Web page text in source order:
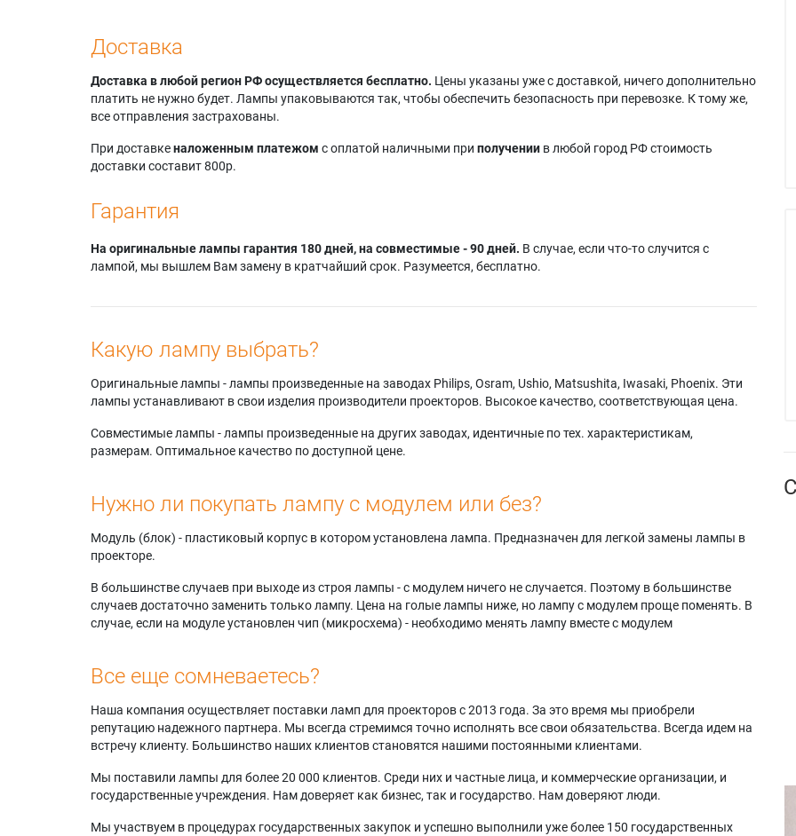
Доставка
Доставка в любой регион РФ осуществляется бесплатно. Цены указаны уже с доставкой, ничего дополнительно
платить не нужно будет. Лампы упаковываются так, чтобы обеспечить безопасность при перевозке. К тому же,
все отправления застрахованы.
При доставкеналоженным платежом с оплатой наличными при получении в любой город РФ стоимость
доставки составит 800р.
Гарантия
На оригинальные лампы гарантия 180 дней, на совместимые - 90 дней. В случае, если что-то случится с
лампой, мы вышлем Вам замену в кратчайший срок. Разумеется, бесплатно.
Какую лампу выбрать?
Оригинальные лампы - лампы произведенные на заводах Philips, Osram, Ushio, Matsushita, Iwasaki, Phoenix. Эти
лампы устанавливают в свои изделия производители проекторов. Высокое качество, соответствующая цена.
Совместимые лампы - лампы произведенные на других заводах, идентичные по тех. характеристикам,
размерам. Оптимальное качество по доступной цене.
Нужно ли покупать лампу с модулем или без?
Модуль (блок) - пластиковый корпус в котором установлена лампа. Предназначен для легкой замены лампы в
проекторе.
В большинстве случаев при выходе из строя лампы - с модулем ничего не случается. Поэтому в большинстве
случаев достаточно заменить только лампу. Цена на голые лампы ниже, но лампу с модулем проще поменять. В
случае, если на модуле установлен чип (микросхема) - необходимо менять лампу вместе с модулем
Все еще сомневаетесь?
Наша компания осуществляет поставки ламп для проекторов с 2013 года. За это время мы приобрели
репутацию надежного партнера. Мы всегда стремимся точно исполнять все свои обязательства. Всегда идем на
встречу клиенту. Большинство наших клиентов становятся нашими постоянными клиентами.
Мы поставили лампы для более 20 000 клиентов. Среди них и частные лица, и коммерческие организации, и
государственные учреждения. Нам доверяет как бизнес, так и государство. Нам доверяют люди.
Мы участвуем в процедурах государственных закупок и успешно выполнили уже более 150 государственных